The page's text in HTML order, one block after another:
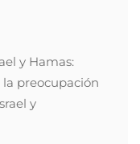
y Hamas:
preocupación
y